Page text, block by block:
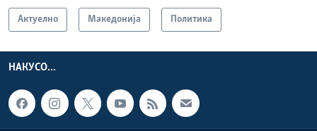
Актуелно Македонија Политика
НАКУСО...